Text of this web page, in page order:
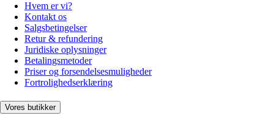
Hvem er vi?
Kontakt os
Salgsbetingelser
Retur & refundering
Juridiske oplysninger
Betalingsmetoder
Priser og forsendelsesmuligheder
Fortrolighedserklæring
Vores butikker